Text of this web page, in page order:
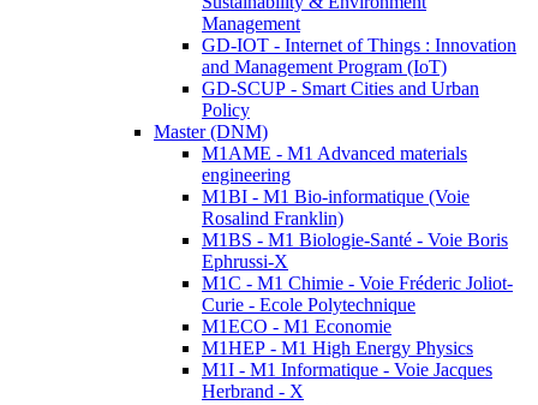
Management
GD-IOT - Internet of Things : Innovation
and Management Program (IoT)
GD-SCUP - Smart Cities and Urban
Policy
Master (DNM)
M1AME - M1 Advanced materials
engineering
M1BI - M1 Bio-informatique (Voie
Rosalind Franklin)
M1BS - M1 Biologie-Santé - Voie Boris
Ephrussi-X
M1C - M1 Chimie - Voie Fréderic Joliot-
Curie - Ecole Polytechnique
M1ECO - M1 Economie
M1HEP - M1 High Energy Physics
M1I - M1 Informatique - Voie Jacques
Herbrand - X